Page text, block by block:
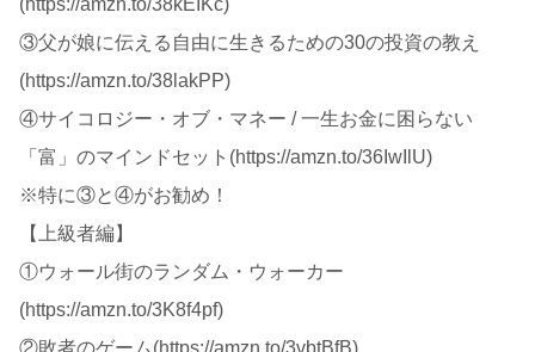
③父が娘に伝える自由に生きるための30の投資の教え
(https://amzn.to/38lakPP)
④サイコロジー・オブ・マネー / 一生お金に困らない
「富」のマインドセット(https://amzn.to/36IwIlU)
※特に③と④がお勧め！
【上級者編】
①ウォール街のランダム・ウォーカー
(https://amzn.to/3K8f4pf)
②敗者のゲーム(https://amzn.to/3vbtBfB)